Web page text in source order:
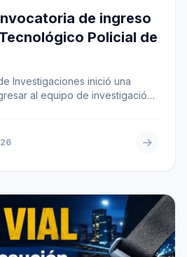
de ingreso
Policial de
Investigaciones inició una
al equipo de investigación;